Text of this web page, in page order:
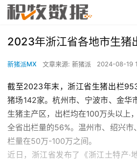
2023年浙江省各地市生猪
新猪派MX 文章来源: 新猪派 2024-08-19
截至2023年末，浙江省生猪出栏
猪场142家。杭州市、宁波市、金华
生猪主产区，出栏均在100万头以上
全省出栏量的56%。温州市、绍兴市
栏量在50万-100万之间。
近日，浙江省发布了《浙江土特产·